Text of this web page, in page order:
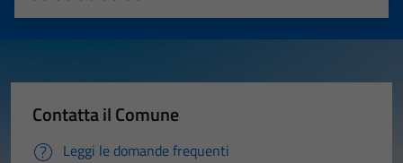
Valuta 5 stelle su 5
Valuta 4 stelle su 5
Valuta 3 stelle su 5
Valuta 2 stelle su 5
Valuta 1 stelle su 5
Contatta il Comune
Leggi le domande frequenti